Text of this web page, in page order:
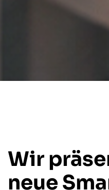
Wir
neue